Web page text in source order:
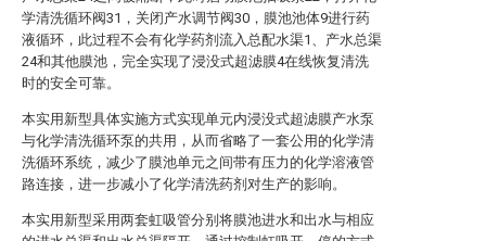
学清洗循环阀31，关闭产水调节阀30，膜池池体9进行药
液循环，此过程不会有化学药剂流入总配水渠1、产水总渠
24和其他膜池，完全实现了浸没式超滤膜4在线恢复清洗
时的安全可靠。
本实用新型具体实施方式实现单元内浸没式超滤膜产水泵
与化学清洗循环泵的共用，从而省略了一套公用的化学清
洗循环系统，减少了膜池单元之间带有压力的化学溶液管
路连接，进一步减小了化学清洗药剂对生产的影响。
本实用新型采用两套虹吸管分别将膜池进水和出水与相应